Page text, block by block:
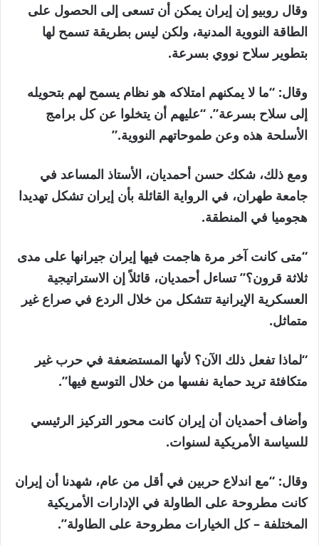
وقال روبيو إن إيران يمكن أن تسعى إلى الحصول على
الطاقة النووية المدنية، ولكن ليس بطريقة تسمح لها
بتطوير سلاح نووي بسرعة.
وقال: “ما لا يمكنهم امتلاكه هو نظام يسمح لهم بتحويله
إلى سلاح بسرعة”. “عليهم أن يتخلوا عن كل برامج
الأسلحة هذه وعن طموحاتهم النووية.”
ومع ذلك، شكك حسن أحمديان، الأستاذ المساعد في
جامعة طهران، في الرواية القائلة بأن إيران تشكل تهديدا
هجوميا في المنطقة.
“متى كانت آخر مرة هاجمت فيها إيران جيرانها على مدى
ثلاثة قرون؟” تساءل أحمديان، قائلاً إن الاستراتيجية
العسكرية الإيرانية تتشكل من خلال الردع في صراع غير
متماثل.
“لماذا تفعل ذلك الآن؟ لأنها المستضعفة في حرب غير
متكافئة تريد حماية نفسها من خلال التوسع فيها”.
وأضاف أحمديان أن إيران كانت محور التركيز الرئيسي
للسياسة الأمريكية لسنوات.
وقال: “مع اندلاع حربين في أقل من عام، شهدنا أن إيران
كانت مطروحة على الطاولة في الإدارات الأمريكية
المختلفة – كل الخيارات مطروحة على الطاولة”.